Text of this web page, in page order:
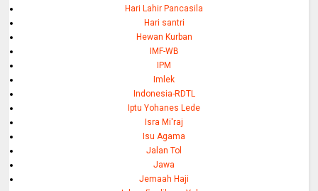
Hari Lahir Pancasila
Hari santri
Hewan Kurban
IMF-WB
IPM
Imlek
Indonesia-RDTL
Iptu Yohanes Lede
Isra Mi'raj
Isu Agama
Jalan Tol
Jawa
Jemaah Haji